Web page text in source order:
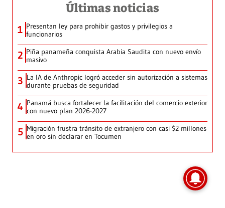
Últimas noticias
1 Presentan ley para prohibir gastos y privilegios a
funcionarios
2 Piña panameña conquista Arabia Saudita con nuevo envío
masivo
3 La IA de Anthropic logró acceder sin autorización a sistemas
durante pruebas de seguridad
4 Panamá busca fortalecer la facilitación del comercio exterior
con nuevo plan 2026-2027
5 Migración frustra tránsito de extranjero con casi $2 millones
en oro sin declarar en Tocumen